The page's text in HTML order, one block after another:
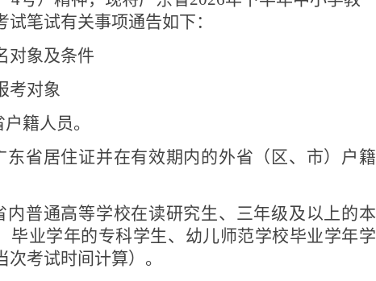
试笔试有关事项通告如下：
对象及条件
考对象
籍人员。
东省居住证并在有效期内的外省（区、市）户籍
内普通高等学校在读研究生、三年级及以上的本
毕业学年的专科学生、幼儿师范学校毕业学年学
次考试时间计算）。